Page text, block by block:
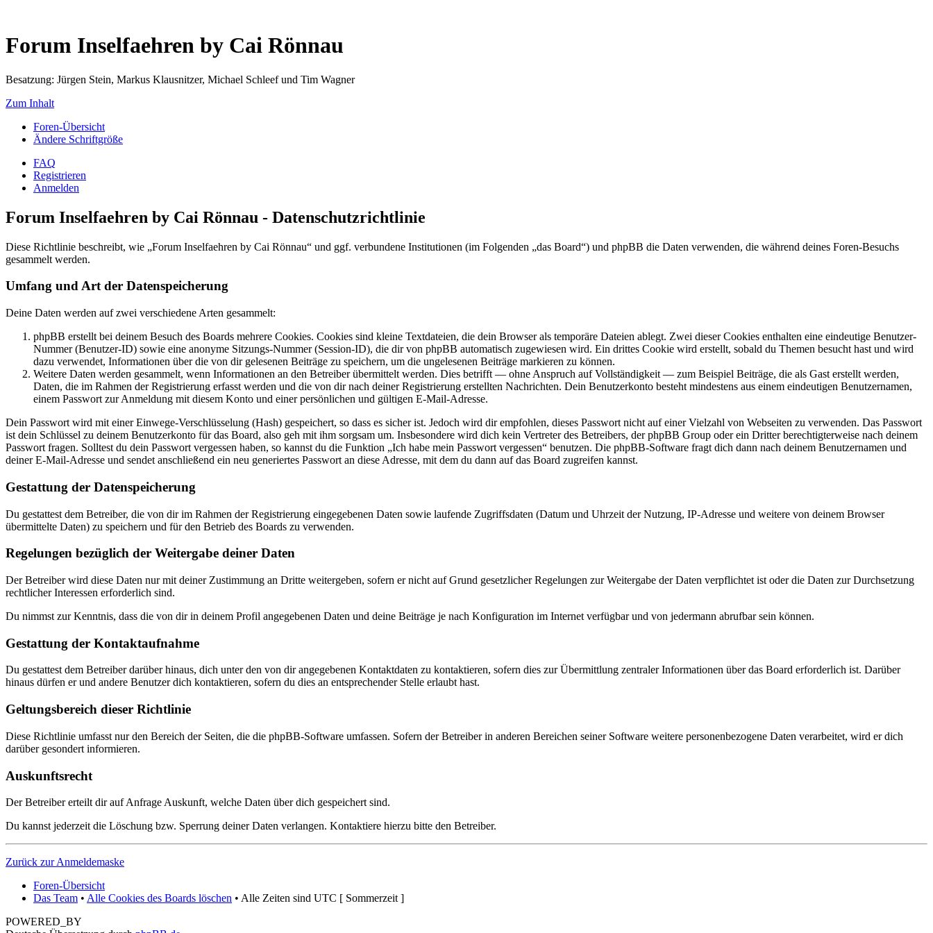
Forum Inselfaehren by Cai Rönnau
Besatzung: Jürgen Stein, Markus Klausnitzer, Michael Schleef und Tim Wagner
Zum Inhalt
Foren-Übersicht
Ändere Schriftgröße
FAQ
Registrieren
Anmelden
Forum Inselfaehren by Cai Rönnau - Datenschutzrichtlinie
Diese Richtlinie beschreibt, wie „Forum Inselfaehren by Cai Rönnau“ und ggf. verbundene Institutionen (im Folgenden „das Board“) und phpBB die Daten verwenden, die während deines Foren-Besuchs
gesammelt werden.
Umfang und Art der Datenspeicherung
Deine Daten werden auf zwei verschiedene Arten gesammelt:
phpBB erstellt bei deinem Besuch des Boards mehrere Cookies. Cookies sind kleine Textdateien, die dein Browser als temporäre Dateien ablegt. Zwei dieser Cookies enthalten eine eindeutige Benutzer-
Nummer (Benutzer-ID) sowie eine anonyme Sitzungs-Nummer (Session-ID), die dir von phpBB automatisch zugewiesen wird. Ein drittes Cookie wird erstellt, sobald du Themen besucht hast und wird
dazu verwendet, Informationen über die von dir gelesenen Beiträge zu speichern, um die ungelesenen Beiträge markieren zu können.
Weitere Daten werden gesammelt, wenn Informationen an den Betreiber übermittelt werden. Dies betrifft — ohne Anspruch auf Vollständigkeit — zum Beispiel Beiträge, die als Gast erstellt werden,
Daten, die im Rahmen der Registrierung erfasst werden und die von dir nach deiner Registrierung erstellten Nachrichten. Dein Benutzerkonto besteht mindestens aus einem eindeutigen Benutzernamen,
einem Passwort zur Anmeldung mit diesem Konto und einer persönlichen und gültigen E-Mail-Adresse.
Dein Passwort wird mit einer Einwege-Verschlüsselung (Hash) gespeichert, so dass es sicher ist. Jedoch wird dir empfohlen, dieses Passwort nicht auf einer Vielzahl von Webseiten zu verwenden. Das Passwort
ist dein Schlüssel zu deinem Benutzerkonto für das Board, also geh mit ihm sorgsam um. Insbesondere wird dich kein Vertreter des Betreibers, der phpBB Group oder ein Dritter berechtigterweise nach deinem
Passwort fragen. Solltest du dein Passwort vergessen haben, so kannst du die Funktion „Ich habe mein Passwort vergessen“ benutzen. Die phpBB-Software fragt dich dann nach deinem Benutzernamen und
deiner E-Mail-Adresse und sendet anschließend ein neu generiertes Passwort an diese Adresse, mit dem du dann auf das Board zugreifen kannst.
Gestattung der Datenspeicherung
Du gestattest dem Betreiber, die von dir im Rahmen der Registrierung eingegebenen Daten sowie laufende Zugriffsdaten (Datum und Uhrzeit der Nutzung, IP-Adresse und weitere von deinem Browser
übermittelte Daten) zu speichern und für den Betrieb des Boards zu verwenden.
Regelungen bezüglich der Weitergabe deiner Daten
Der Betreiber wird diese Daten nur mit deiner Zustimmung an Dritte weitergeben, sofern er nicht auf Grund gesetzlicher Regelungen zur Weitergabe der Daten verpflichtet ist oder die Daten zur Durchsetzung
rechtlicher Interessen erforderlich sind.
Du nimmst zur Kenntnis, dass die von dir in deinem Profil angegebenen Daten und deine Beiträge je nach Konfiguration im Internet verfügbar und von jedermann abrufbar sein können.
Gestattung der Kontaktaufnahme
Du gestattest dem Betreiber darüber hinaus, dich unter den von dir angegebenen Kontaktdaten zu kontaktieren, sofern dies zur Übermittlung zentraler Informationen über das Board erforderlich ist. Darüber
hinaus dürfen er und andere Benutzer dich kontaktieren, sofern du dies an entsprechender Stelle erlaubt hast.
Geltungsbereich dieser Richtlinie
Diese Richtlinie umfasst nur den Bereich der Seiten, die die phpBB-Software umfassen. Sofern der Betreiber in anderen Bereichen seiner Software weitere personenbezogene Daten verarbeitet, wird er dich
darüber gesondert informieren.
Auskunftsrecht
Der Betreiber erteilt dir auf Anfrage Auskunft, welche Daten über dich gespeichert sind.
Du kannst jederzeit die Löschung bzw. Sperrung deiner Daten verlangen. Kontaktiere hierzu bitte den Betreiber.
Zurück zur Anmeldemaske
Foren-Übersicht
Das Team • Alle Cookies des Boards löschen • Alle Zeiten sind UTC [ Sommerzeit ]
POWERED_BY